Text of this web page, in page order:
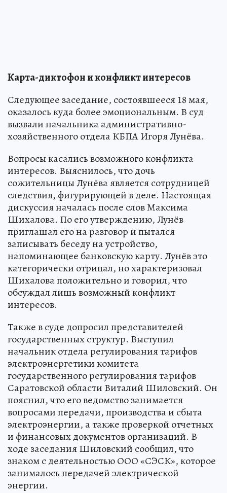
Карта-диктофон и конфликт интересов
Следующее заседание, состоявшееся 18 мая,
оказалось куда более эмоциональным. В суд
вызвали начальника административно-
хозяйственного отдела КБПА Игоря Лунёва.
Вопросы касались возможного конфликта
интересов. Выяснилось, что дочь
сожительницы Лунёва является сотрудницей
следствия, фигурирующей в деле. Настоящая
дискуссия началась после слов Максима
Шихалова. По его утверждению, Лунёв
приглашал его на разговор и пытался
записывать беседу на устройство,
напоминающее банковскую карту. Лунёв это
категорически отрицал, но характеризовал
Шихалова положительно и говорил, что
обсуждал лишь возможный конфликт
интересов.
Также в суде допросил представителей
государственных структур. Выступил
начальник отдела регулирования тарифов
электроэнергетики комитета
государственного регулирования тарифов
Саратовской области Виталий Шиловский. Он
пояснил, что его ведомство занимается
вопросами передачи, производства и сбыта
электроэнергии, а также проверкой отчетных
и финансовых документов организаций. В
ходе заседания Шиловский сообщил, что
знаком с деятельностью ООО «СЭСК», которое
занималось передачей электрической
энергии.